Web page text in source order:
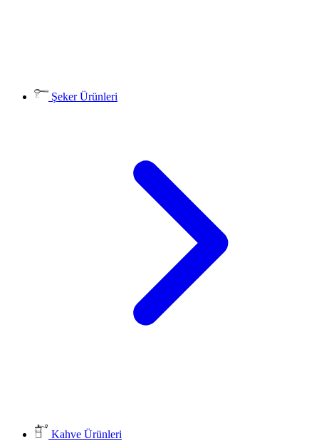
Şeker Ürünleri
Kahve Ürünleri